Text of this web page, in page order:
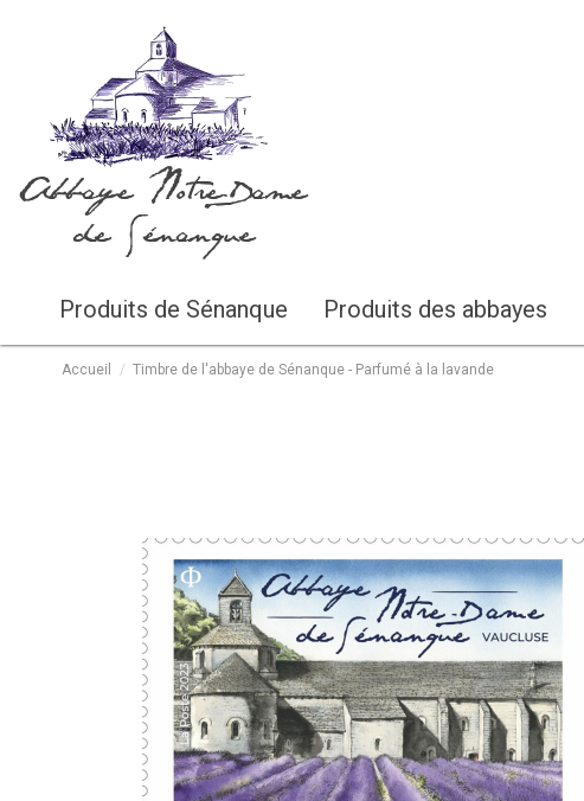
Abbaye Notre-Dame
de Sénanque
Produits de Sénanque Produits des abbayes
Accueil Timbre de l'abbaye de Sénanque - Parfumé à la lavande